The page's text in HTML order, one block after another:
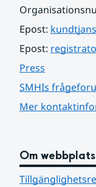
Epost:
Epost:
Press
SMHIs
Mer
Om